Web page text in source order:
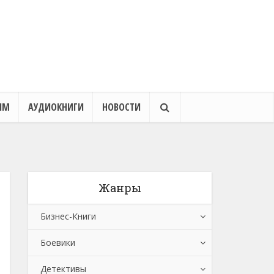
АУДИОКНИГИ НОВОСТИ
Жанры
Бизнес-Книги
Банковское дело
Бухучет, налогообложение, аудит
Боевики
Боевики: Прочее
Детективы